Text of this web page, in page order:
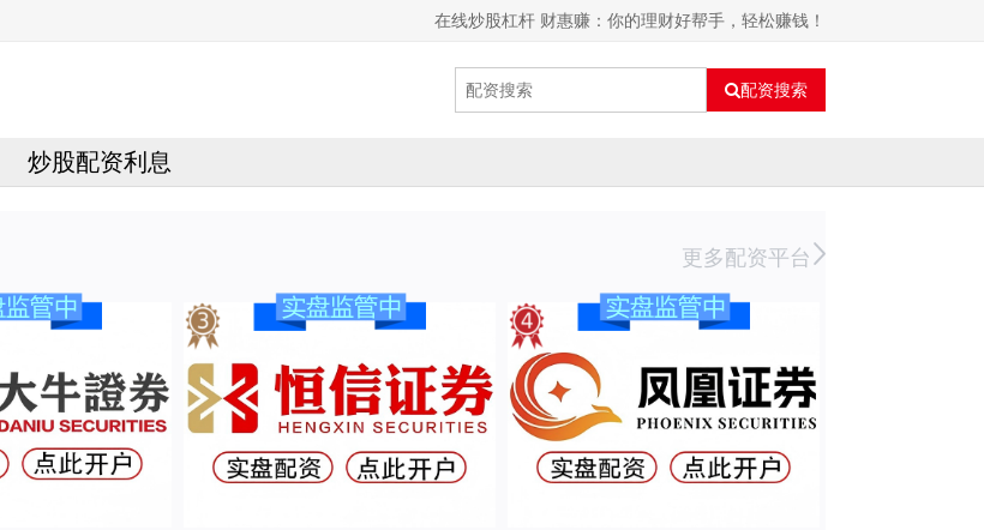
在线炒股杠杆 财惠赚：你的理财好帮手，轻松赚钱！
配资搜索
炒股配资利息
更多配资平台